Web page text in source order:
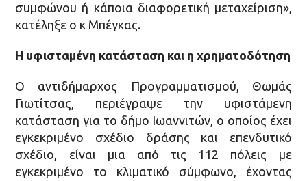
συμφώνου ή κάποια διαφορετική μεταχείριση»,
κατέληξε ο κ Μπέγκας.
Η υφισταμένη κατάσταση και η χρηματοδότηση
Ο αντιδήμαρχος Προγραμματισμού, Θωμάς
Γιωτίτσας, περιέγραψε την υφιστάμενη
κατάσταση για το δήμο Ιωαννιτών, ο οποίος έχει
εγκεκριμένο σχέδιο δράσης και επενδυτικό
σχέδιο, είναι μια από τις 112 πόλεις με
εγκεκριμένο το κλιματικό σύμφωνο, έχοντας